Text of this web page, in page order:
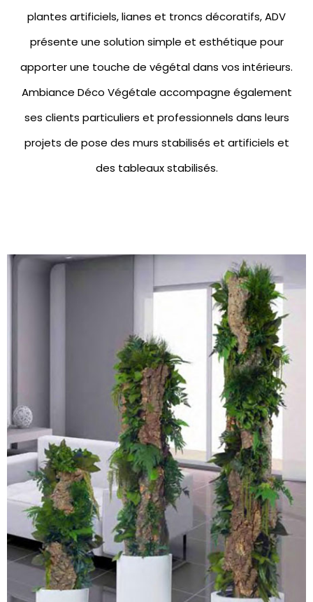
plantes artificiels,lianes et troncs décoratifs, ADV
présente une solution simple et esthétique pour
apporter une touche de végétal dans vos intérieurs.
Ambiance Déco Végétale accompagne également
ses clients particuliers et professionnels dans leurs
projets de pose des murs stabilisés et artificiels et
des tableaux stabilisés.
PLANTES STABILISÉES